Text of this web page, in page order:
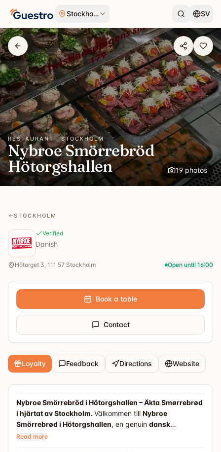
Stockholm SV
19 photos
RESTAURANT · STOCKHOLM
Nybroe Smörrebröd
Hötorgshallen
STOCKHOLM
Verified
Danish
Hötorget 3, 111 57 Stockholm Open until 16:00
Book a table
Contact
Loyalty Feedback Directions Website
Nybroe Smörrebröd i Hötorgshallen – Äkta Smørrebrød
i hjärtat av Stockholm. Välkommen till Nybroe
Smörrebrød i Hötorgshallen, en genuin dansk
restaurang
Read more